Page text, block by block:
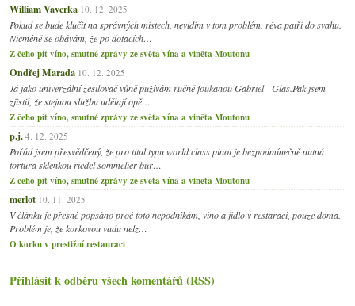
William Vaverka 10. 12. 2025
Pokud se bude klučit na správných místech, nevidím v tom problém, réva patří do svahu.
Nicméně se obávám, že po dotacích…
Z čeho pít víno, smutné zprávy ze světa vína a viněta Moutonu
Ondřej Marada 10. 12. 2025
Já jako univerzální zesilovač vůně pužívám ručně foukanou Gabriel - Glas.Pak jsem
zjistil, že stejnou službu udělají opě…
Z čeho pít víno, smutné zprávy ze světa vína a viněta Moutonu
p.j. 4. 12. 2025
Pořád jsem přesvědčený, že pro titul typu world class pinot je bezpodmínečně nutná
tortura sklenkou riedel sommelier bur…
Z čeho pít víno, smutné zprávy ze světa vína a viněta Moutonu
merlot 10. 11. 2025
V článku je přesně popsáno proč toto nepodnikám, víno a jídlo v restaraci, pouze doma.
Problém je, že korkovou vadu nelz…
O korku v prestižní restauraci
Přihlásit k odběru všech komentářů (RSS)